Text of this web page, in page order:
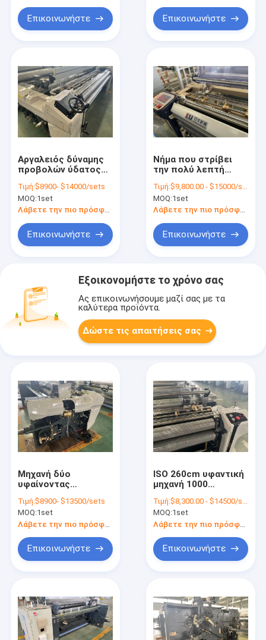
ύδατος
Επικοινωνήστε Επικοινωνήστε
Αργαλειός δύναμης
προβολών ύδατος
1000RPM 2.1m
μηχανών υφαίνοντας
αργαλειών
Τιμή:$8900- $14000/sets
MOQ:1set
Λάβετε την πιο πρόσφατη τιμή
Επικοινωνήστε
Νήμα που στρίβει
την πολύ λεπτή
δύναμης υφασμάτων
υφαίνοντας μηχανών
προβολών ύδατος
Τιμή:$9,800.00 - $15000/sets
MOQ:1set
Λάβετε την πιο πρόσφατη τιμή
Επικοινωνήστε
Εξοικονομήστε το χρόνο σας
Ας επικοινωνήσουμε μαζί σας με τα
καλύτερα προϊόντα.
Δώστε τις απαιτήσεις σας
Μηχανή δύο
υφαίνοντας
ακροφυσίων βαρέων
καθηκόντων Dobby
αργαλειών
προβολών ύδατος
ακροφυσίων
Τιμή:$8900- $13500/sets
MOQ:1set
Λάβετε την πιο πρόσφατη τιμή
Επικοινωνήστε
ISO 260cm υφαντική
μηχανή 1000
Shuttleless
υφαίνοντας μηχανή
υφάσματος
περιστροφής/λεπτό
Τιμή:$8,300.00 - $14500/sets
MOQ:1set
Επικοινωνήστε